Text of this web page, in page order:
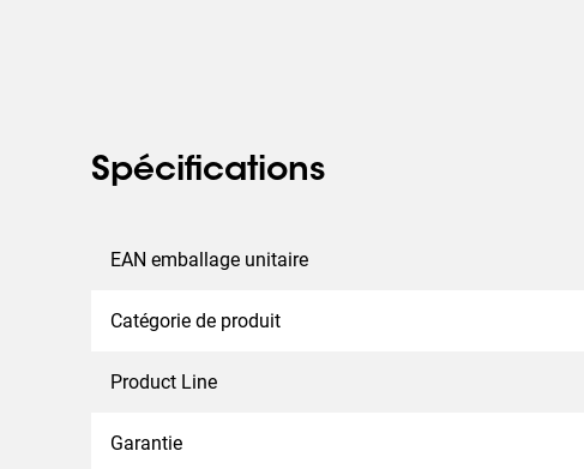
Spécifications
EAN emballage unitaire
Catégorie de produit
Product Line
Garantie